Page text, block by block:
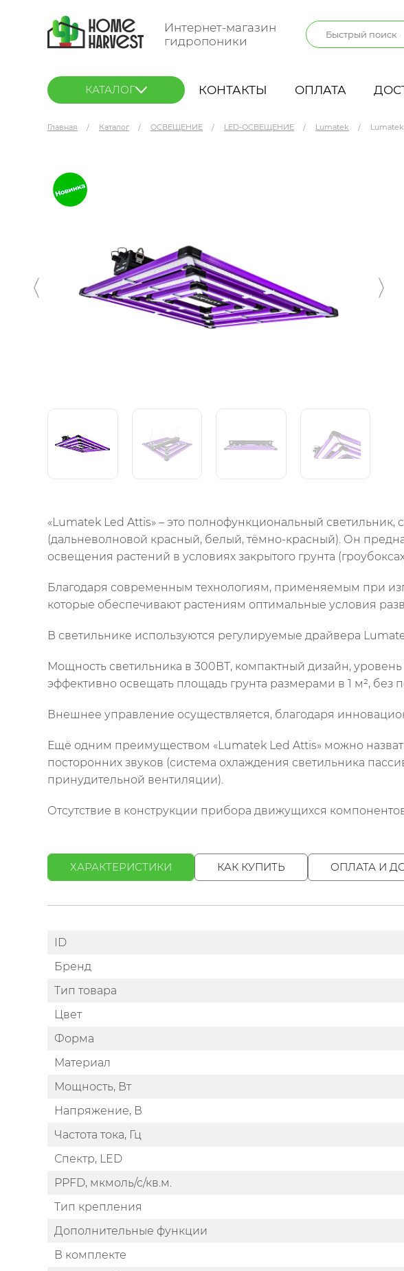
Интернет-магазин
гидропоники
КАТАЛОГ КОНТАКТЫ ОПЛАТА
Главная Каталог ОСВЕЩЕНИЕ LED-ОСВЕЩЕНИЕ Lumatek
«Lumatek Led Attis» – это полнофункциональный светильник,
(дальневолновой красный, белый, тёмно-красный). Он
освещения растений в условиях закрытого грунта
Благодаря современным технологиям, применяемым при
которые обеспечивают растениям оптимальные условия
В светильнике используются регулируемые драйвера
Мощность светильника в 300ВТ, компактный дизайн,
эффективно освещать площадь грунта размерами в 1 м², без
Внешнее управление осуществляется, благодаря
Ещё одним преимуществом «Lumatek Led Attis» можно
посторонних звуков (система охлаждения светильника
принудительной вентиляции).
Отсутствие в конструкции прибора движущихся
ХАРАКТЕРИСТИКИ КАК КУПИТЬ ОПЛАТА И
ID
Бренд
Тип товара
Цвет
Форма
Материал
Мощность, Вт
Напряжение, В
Частота тока, Гц
Спектр, LED
PPFD, мкмоль/с/кв.м.
Тип крепления
Дополнительные функции
В комплекте